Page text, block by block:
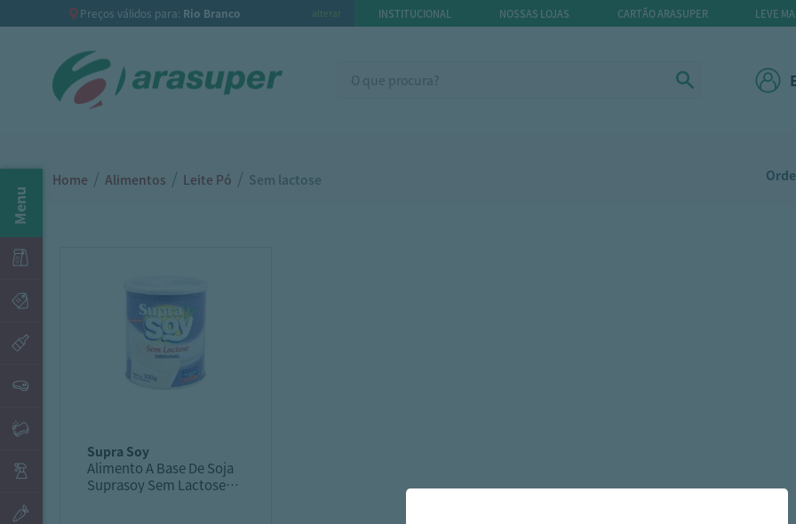
Preços válidos para: Rio Branco alterar INSTITUCIONAL NOSSAS LOJAS CARTÃO ARASUPER LEVE
Menu
Home / Alimentos / Leite Pó / Sem lactose
supra soy
Alimento A Base De Soja
Suprasoy Sem Lactose